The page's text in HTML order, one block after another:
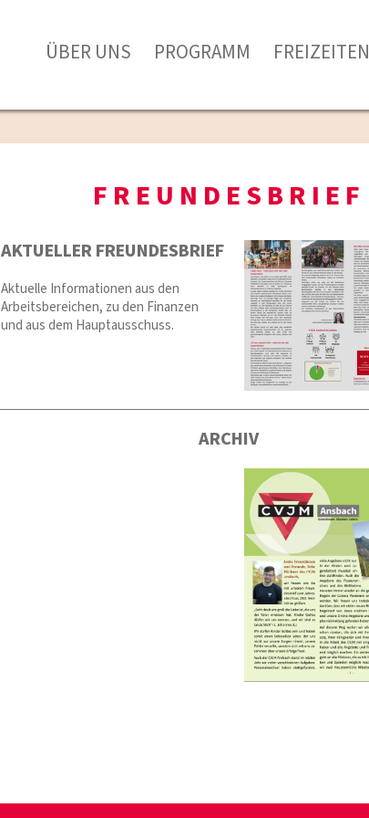
ÜBER UNS PROGRAMM FREIZEITEN
FREUNDESBRIEF
AKTUELLER FREUNDESBRIEF
Aktuelle Informationen aus den
Arbeitsbereichen, zu den Finanzen
und aus dem Hauptausschuss.
ARCHIV